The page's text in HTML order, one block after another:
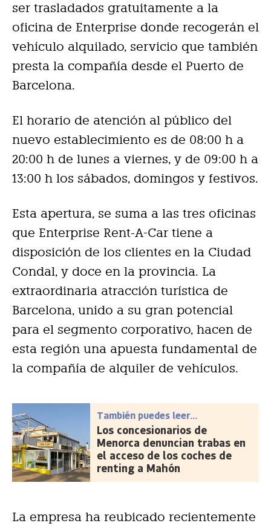
ser trasladados gratuitamente a la
oficina de Enterprise donde recogerán el
vehículo alquilado, servicio que también
presta la compañía desde el Puerto de
Barcelona.
El horario de atención al público del
nuevo establecimiento es de 08:00 h a
20:00 h de lunes a viernes, y de 09:00 h a
13:00 h los sábados, domingos y festivos.
Esta apertura, se suma a las tres oficinas
que Enterprise Rent-A-Car tiene a
disposición de los clientes en la Ciudad
Condal, y doce en la provincia. La
extraordinaria atracción turística de
Barcelona, unido a su gran potencial
para el segmento corporativo, hacen de
esta región una apuesta fundamental de
la compañía de alquiler de vehículos.
También puedes leer...
Los concesionarios de
Menorca denuncian trabas en
el acceso de los coches de
renting a Mahón
La empresa ha reubicado recientemente